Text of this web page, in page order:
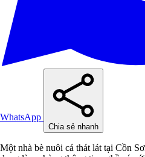
WhatsApp
Chia sẻ nhanh
Một nhà bè nuôi cá thát lát tại Cồn